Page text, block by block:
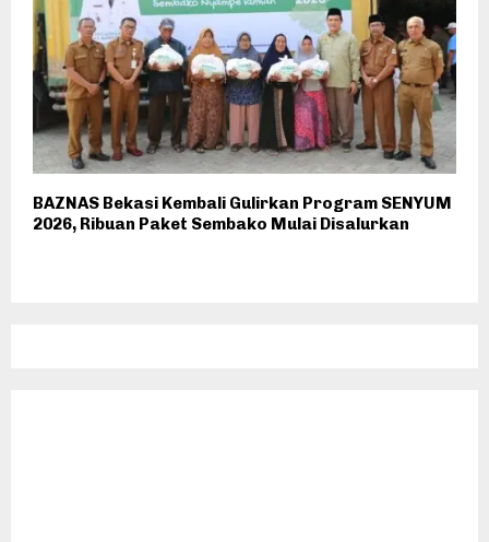
BAZNAS Bekasi Kembali Gulirkan Program SENYUM
2026, Ribuan Paket Sembako Mulai Disalurkan